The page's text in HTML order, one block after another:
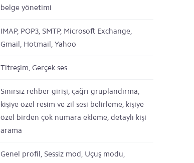
belge yönetimi
IMAP, POP3, SMTP, Microsoft Exchange,
Gmail, Hotmail, Yahoo
Titreşim, Gerçek ses
Sınırsız rehber girişi, çağrı gruplandırma,
kişiye özel resim ve zil sesi belirleme, kişiye
özel birden çok numara ekleme, detaylı kişi
arama
Genel profil, Sessiz mod, Uçuş modu,